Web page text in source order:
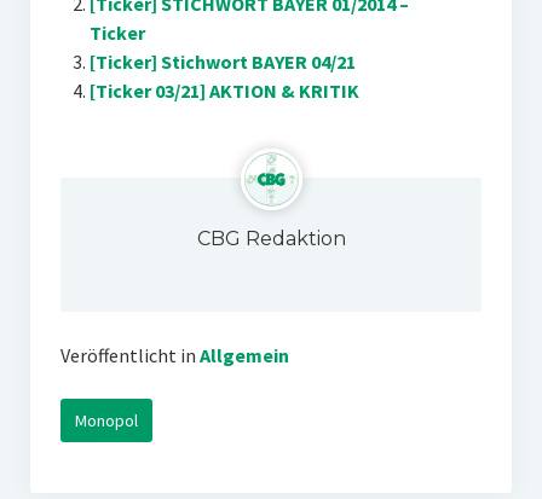
Ticker
[Ticker] Stichwort BAYER 04/21
[Ticker 03/21] AKTION & KRITIK
CBG Redaktion
Veröffentlicht in Allgemein
Monopol